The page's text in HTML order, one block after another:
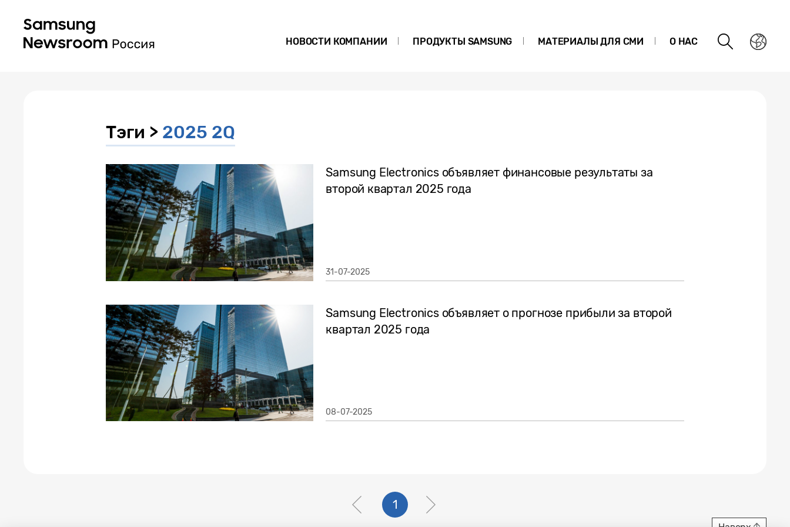
НОВОСТИ КОМПАНИИ ПРОДУКТЫ SAMSUNG МАТЕРИАЛЫ ДЛЯ СМИ О НАС
Тэги > 2025 2Q
Samsung Electronics объявляет финансовые результаты за
второй квартал 2025 года
31-07-2025
Samsung Electronics объявляет о прогнозе прибыли за второй
квартал 2025 года
08-07-2025
1